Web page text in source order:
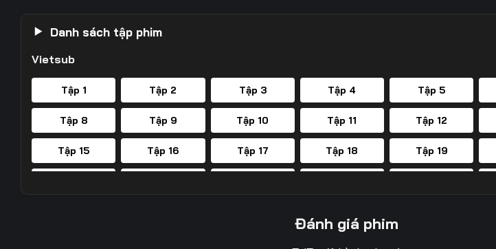
Danh sách tập phim
Vietsub
Tập 1 Tập 2 Tập 3 Tập 4 Tập 5
Tập 8 Tập 9 Tập 10 Tập 11 Tập 12
Tập 15 Tập 16 Tập 17 Tập 18 Tập 19
Đánh giá phim